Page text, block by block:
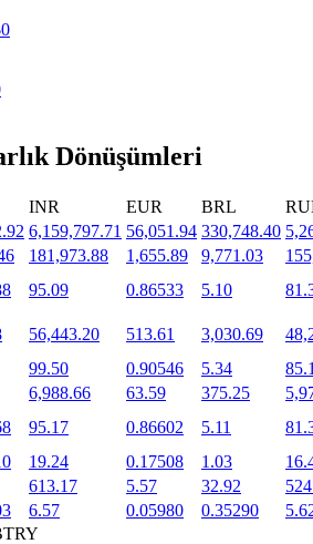
erişim
0
Dönüşümleri
INR EUR BRL
6,159,797.71 56,051.94 330,748.40
181,973.88 1,655.89 9,771.03
95.09 0.86533 5.10
56,443.20 513.61 3,030.69
99.50 0.90546 5.34
6,988.66 63.59 375.25
95.17 0.86602 5.11
19.24 0.17508 1.03
613.17 5.57 32.92
6.57 0.05980 0.35290
TRY